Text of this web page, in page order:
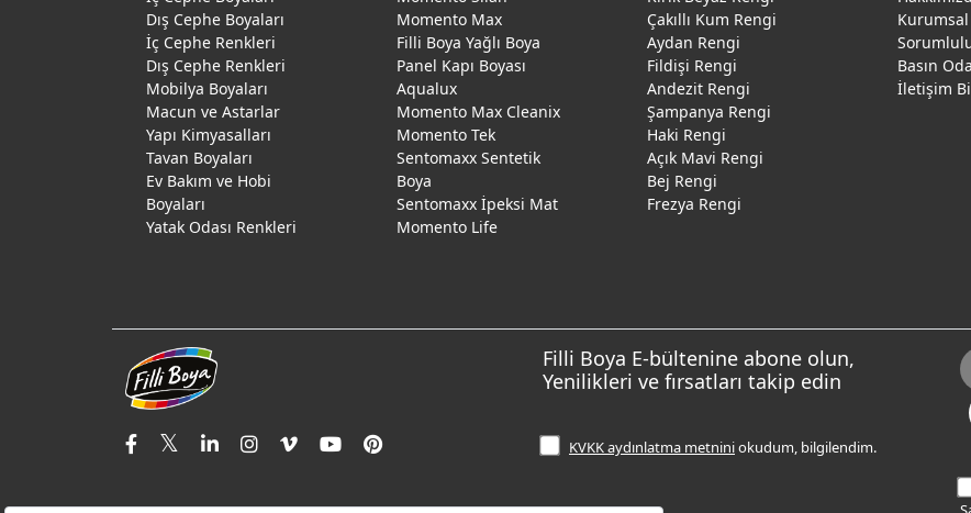
Dış Cephe Boyaları
İç Cephe Renkleri
Dış Cephe Renkleri
Mobilya Boyaları
Macun ve Astarlar
Yapı Kimyasalları
Tavan Boyaları
Ev Bakım ve Hobi
Boyaları
Yatak Odası Renkleri
Momento Max
Filli Boya Yağlı Boya
Panel Kapı Boyası
Aqualux
Momento Max Cleanix
Momento Tek
Sentomaxx Sentetik
Boya
Sentomaxx İpeksi Mat
Momento Life
Çakıllı Kum Rengi
Aydan Rengi
Fildişi Rengi
Andezit Rengi
Şampanya Rengi
Haki Rengi
Açık Mavi Rengi
Bej Rengi
Frezya Rengi
Kurumsal
Basın
İletişim
Filli Boya E-bültenine abone olun,
Yenilikleri ve fırsatları takip edin
KVKK aydınlatma metniniokudum, bilgilendim.